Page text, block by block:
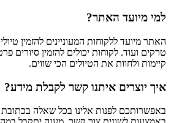
למי מיועד האתר?
האתר מיועד ללקוחות המעוניינים להזמין
טרקים ועוד. לקוחות יכולים להזמין סיורים
קיימות ולחוות את הטיולים הכי שווים.
איך יוצרים איתנו קשר לקבלת מידע?
באפשרותכם לפנות אלינו בכל שאלה בכתובת